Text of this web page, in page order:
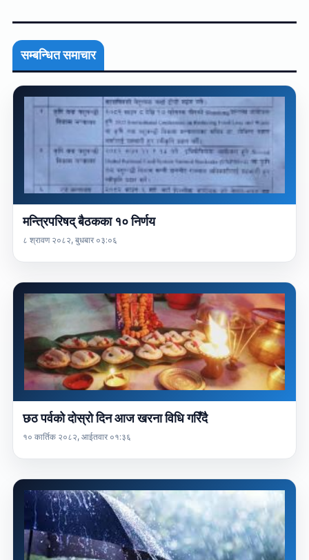
सम्बन्धित समाचार
मन्त्रिपरिषद् बैठकका १० निर्णय
८ श्रावण २०८२, बुधबार ०३:०६
छठ पर्वको दोस्रो दिन आज खरना विधि गरिँदै
१० कार्तिक २०८२, आईतवार ०१:३६